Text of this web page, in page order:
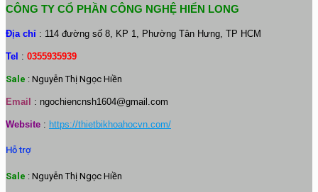
CÔNG TY CỔ PHẦN CÔNG NGHỆ HIỂN LONG
Địa chỉ : 114 đường số 8, KP 1, Phường Tân Hưng, TP HCM
Tel : 0355935939
Sale : Nguyễn Thị Ngọc Hiền
Email : ngochiencnsh1604@gmail.com
Website : https://thietbikhoahocvn.com/
Hỗ trợ
Sale : Nguyễn Thị Ngọc Hiền